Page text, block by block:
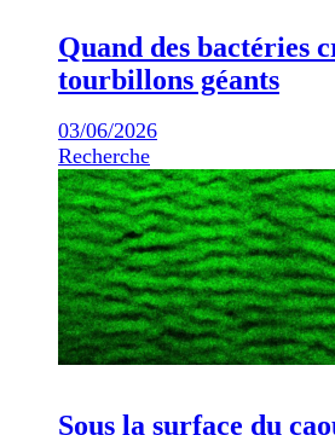
Quand des bactéries
tourbillons géants
03/06/2026
Recherche
Sous la surface du